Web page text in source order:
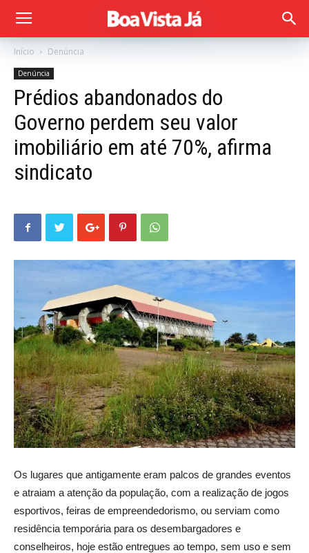
Início Denúncia
Denúncia
Prédios abandonados do
Governo perdem seu valor
imobiliário em até 70%, afirma
sindicato
Os lugares que antigamente eram palcos de grandes eventos
e atraiam a atenção da população, com a realização de jogos
esportivos, feiras de empreendedorismo, ou serviam como
residência temporária para os desembargadores e
conselheiros, hoje estão entregues ao tempo, sem uso e sem